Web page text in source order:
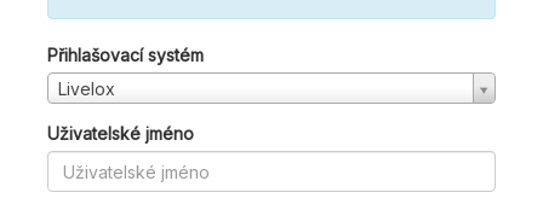
Přihlašovací systém
Livelox
Uživatelské jméno